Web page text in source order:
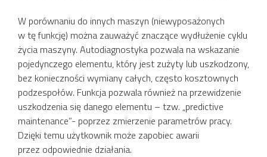
W porównaniu do innych maszyn (niewyposażonych
w tę funkcję) można zauważyć znaczące wydłużenie cyklu
życia maszyny. Autodiagnostyka pozwala na wskazanie
pojedynczego elementu, który jest zużyty lub uszkodzony,
bez konieczności wymiany całych, często kosztownych
podzespołów. Funkcja pozwala również na przewidzenie
uszkodzenia się danego elementu – tzw. „predictive
maintenance”- poprzez zmierzenie parametrów pracy.
Dzięki temu użytkownik może zapobiec awarii
przez odpowiednie działania.